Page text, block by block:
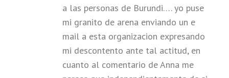
a las personas de Burundi…. yo puse
mi granito de arena enviando un e
mail a esta organizacion expresando
mi descontento ante tal actitud, en
cuanto al comentario de Anna me